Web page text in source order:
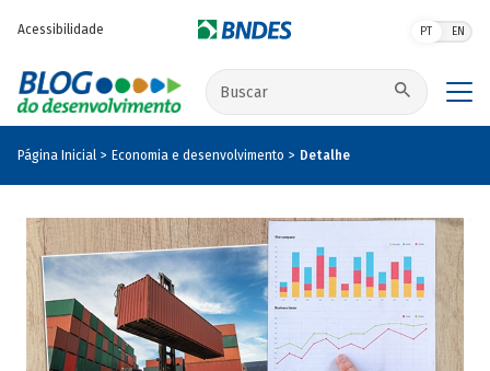
Acessibilidade PT EN
Buscar no site
Página Inicial Economia e desenvolvimento Detalhe